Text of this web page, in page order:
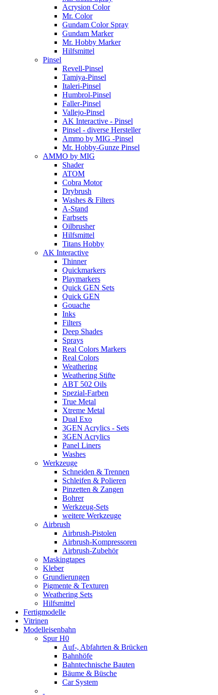
Acrysion Color
Mr. Color
Gundam Color Spray
Gundam Marker
Mr. Hobby Marker
Hilfsmittel
Pinsel
Revell-Pinsel
Tamiya-Pinsel
Italeri-Pinsel
Humbrol-Pinsel
Faller-Pinsel
Vallejo-Pinsel
AK Interactive - Pinsel
Pinsel - diverse Hersteller
Ammo by MIG -Pinsel
Mr. Hobby-Gunze Pinsel
AMMO by MIG
Shader
ATOM
Cobra Motor
Drybrush
Washes & Filters
A-Stand
Farbsets
Oilbrusher
Hilfsmittel
Titans Hobby
AK Interactive
Thinner
Quickmarkers
Playmarkers
Quick GEN Sets
Quick GEN
Gouache
Inks
Filters
Deep Shades
Sprays
Real Colors Markers
Real Colors
Weathering
Weathering Stifte
ABT 502 Oils
Spezial-Farben
True Metal
Xtreme Metal
Dual Exo
3GEN Acrylics - Sets
3GEN Acrylics
Panel Liners
Washes
Werkzeuge
Schneiden & Trennen
Schleifen & Polieren
Pinzetten & Zangen
Bohrer
Werkzeug-Sets
weitere Werkzeuge
Airbrush
Airbrush-Pistolen
Airbrush-Kompressoren
Airbrush-Zubehör
Maskingtapes
Kleber
Grundierungen
Pigmente & Texturen
Weathering Sets
Hilfsmittel
Fertigmodelle
Vitrinen
Modelleisenbahn
Spur H0
Auf-, Abfahrten & Brücken
Bahnhöfe
Bahntechnische Bauten
Bäume & Büsche
Car System